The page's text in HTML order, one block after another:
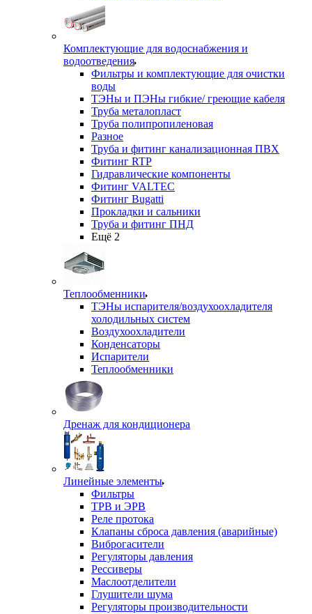
Комплектующие для водоснабжения и
водоотведения
Фильтры и комплектующие для очистки
воды
ТЭНы и ПЭНы гибкие/ греющие кабеля
Труба металопласт
Труба полипропиленовая
Разное
Труба и фитинг канализационная ПВХ
Фитинг RTP
Гидравлические компоненты
Фитинг VALTEC
Фитинг Bugatti
Прокладки и сальники
Труба и фитинг ПНД
Ещё 2
Теплообменники
ТЭНы испарителя/воздухоохладителя
холодильных систем
Воздухоохладители
Конденсаторы
Испарители
Теплообменники
Дренаж для кондиционера
Линейные элементы
Фильтры
ТРВ и ЭРВ
Реле протока
Клапаны сброса давления (аварийные)
Виброгасители
Регуляторы давления
Рессиверы
Маслоотделители
Глушители шума
Регуляторы производительности